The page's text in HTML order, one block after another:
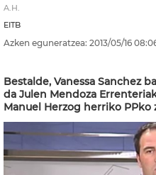
A.H.
EITB
Azken eguneratzea: 2013/05/16
Bestalde, Vanessa Sanchez
da Julen Mendoza
Manuel Herzog herriko PPko